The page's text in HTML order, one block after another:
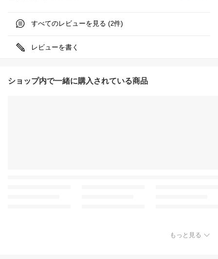
すべてのレビューを見る (2件)
レビューを書く
ショップ内で一緒に購入されている商品
もっと見る